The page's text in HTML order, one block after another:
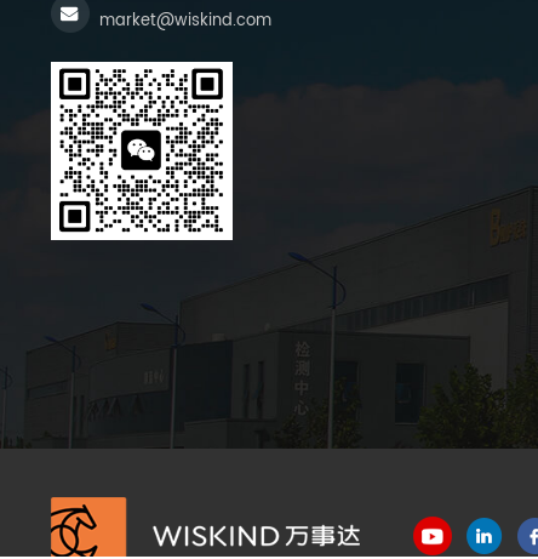
market@wiskind.com